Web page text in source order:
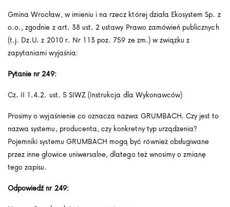
Gmina Wrocław, w imieniu i na rzecz której działa Ekosystem Sp. z
o.o., zgodnie z art. 38 ust. 2 ustawy Prawo zamówień publicznych
(t.j. Dz.U. z 2010 r. Nr 113 poz. 759 ze zm.) w związku z
zapytaniami wyjaśnia:
Pytanie nr 249:
Cz. II 1.4.2. ust. 5 SIWZ (Instrukcja dla Wykonawców)
Prosimy o wyjaśnienie co oznacza nazwa GRUMBACH. Czy jest to
nazwa systemu, producenta, czy konkretny typ urządzenia?
Pojemniki systemu GRUMBACH mogą być również obsługiwane
przez inne głowice uniwersalne, dlatego też wnosimy o zmianę
tego zapisu.
Odpowiedź nr 249: